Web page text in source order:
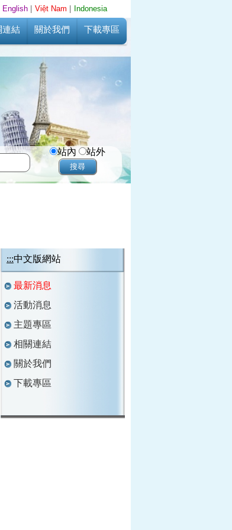
English Việt Nam Indonesia
連結 關於我們 下載專區
站內 站外
:::中文版網站
最新消息
活動消息
主題專區
相關連結
關於我們
下載專區